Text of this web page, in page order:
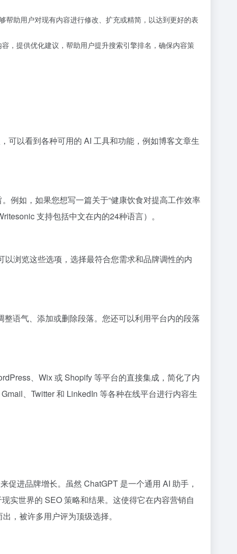
助用户对现有内容进行修改、扩充或精简，以达到更好的表
，提供优化建议，帮助用户提升搜索引擎排名，确保内容策
可以看到各种可用的 AI 工具和功能，例如博客文章生
例如，如果您想写一篇关于“健康饮食对提高工作效率
支持包括中文在内的24种语言）。
浏览这些选项，选择最符合您需求和品牌调性的内
语气、添加或删除段落。您还可以利用平台内的段落
、Wix 或 Shopify 等平台的直接集成，简化了内
、Twitter 和 LinkedIn 等各种在线平台进行内容生
进品牌增长。虽然 ChatGPT 是一个通用 AI 助手，
实世界的 SEO 策略和结果。这使得它在内容营销自
，被许多用户评为顶级选择。